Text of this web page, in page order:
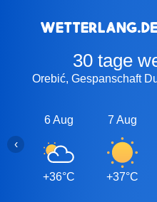
30 tage
Orebić, Gespanschaft
6 Aug
+36°C
7 Aug
+37°C
‹